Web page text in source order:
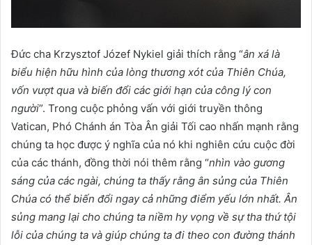
Đức cha Krzysztof Józef Nykiel giải thích rằng “ân xá là
biểu hiện hữu hình của lòng thương xót của Thiên Chúa,
vốn vượt qua và biến đổi các giới hạn của công lý con
người”. Trong cuộc phỏng vấn với giới truyền thông
Vatican, Phó Chánh án Tòa Ân giải Tối cao nhấn mạnh rằng
chúng ta học được ý nghĩa của nó khi nghiên cứu cuộc đời
của các thánh, đồng thời nói thêm rằng “nhìn vào gương
sáng của các ngài, chúng ta thấy rằng ân sủng của Thiên
Chúa có thể biến đổi ngay cả những điểm yếu lớn nhất. Ân
sủng mang lại cho chúng ta niềm hy vọng về sự tha thứ tội
lỗi của chúng ta và giúp chúng ta đi theo con đường thánh